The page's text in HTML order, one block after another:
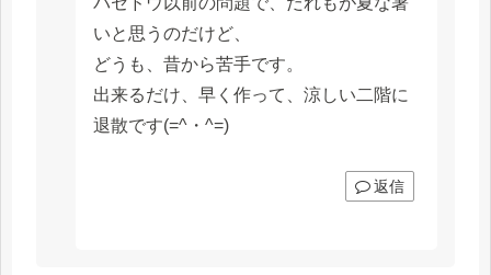
いと思うのだけど、
どうも、昔から苦手です。
出来るだけ、早く作って、涼しい二階に
退散です(=^・^=)
返信